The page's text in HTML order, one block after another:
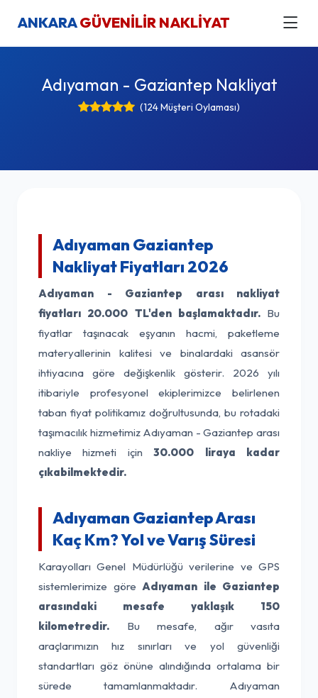
ANKARAGÜVENİLİR NAKLİYAT
Adıyaman - Gaziantep Nakliyat
(124 Müşteri Oylaması)
Adıyaman Gaziantep
Nakliyat Fiyatları 2026
Adıyaman - Gaziantep arası nakliyat
fiyatları 20.000 TL'den başlamaktadır.Bu
fiyatlar taşınacak eşyanın hacmi, paketleme
materyallerinin kalitesi ve binalardaki asansör
ihtiyacına göre değişkenlik gösterir. 2026 yılı
itibariyle profesyonel ekiplerimizce belirlenen
taban fiyat politikamız doğrultusunda, bu rotadaki
taşımacılık hizmetimiz Adıyaman - Gaziantep arası
nakliye hizmeti için30.000 liraya kadar
çıkabilmektedir.
Adıyaman Gaziantep Arası
Kaç Km? Yol ve Varış Süresi
Karayolları Genel Müdürlüğü verilerine ve GPS
sistemlerimize göre Adıyaman ile Gaziantep
arasındaki mesafe yaklaşık 150
kilometredir. Bu mesafe, ağır vasıta
araçlarımızın hız sınırları ve yol güvenliği
standartları göz önüne alındığında ortalama bir
sürede tamamlanmaktadır. Adıyaman